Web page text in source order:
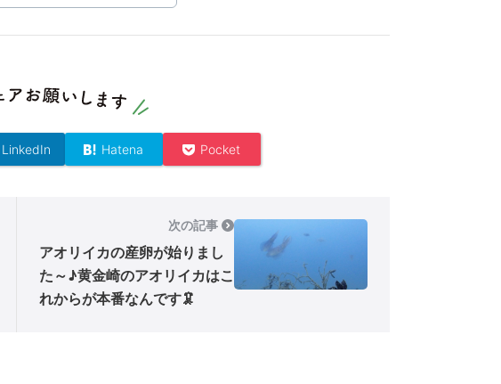
LinkedIn Hatena Pocket
次の記事
アオリイカの産卵が始りまし
た～♪黄金崎のアオリイカはこ
れからが本番なんです🦑